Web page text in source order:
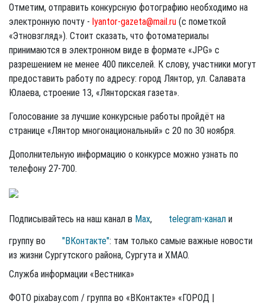
Отметим, отправить конкурсную фотографию необходимо на
электронную почту - lyantor-gazeta@mail.ru (с пометкой
«Этновзгляд»). Стоит сказать, что фотоматериалы
принимаются в электронном виде в формате «JPG» с
разрешением не менее 400 пикселей. К слову, участники могут
предоставить работу по адресу: город Лянтор, ул. Салавата
Юлаева, строение 13, «Лянторская газета».
Голосование за лучшие конкурсные работы пройдёт на
странице «Лянтор многонациональный» с 20 по 30 ноября.
Дополнительную информацию о конкурсе можно узнать по
телефону 27-700.
Подписывайтесь на наш канал в Max, telegram-канал и
группу во
"ВКонтакте": там только самые важные новости
из жизни Сургутского района, Сургута и ХМАО.
Служба информации «Вестника»
ФОТО pixabay.com / группа во «ВКонтакте» «ГОРОД |